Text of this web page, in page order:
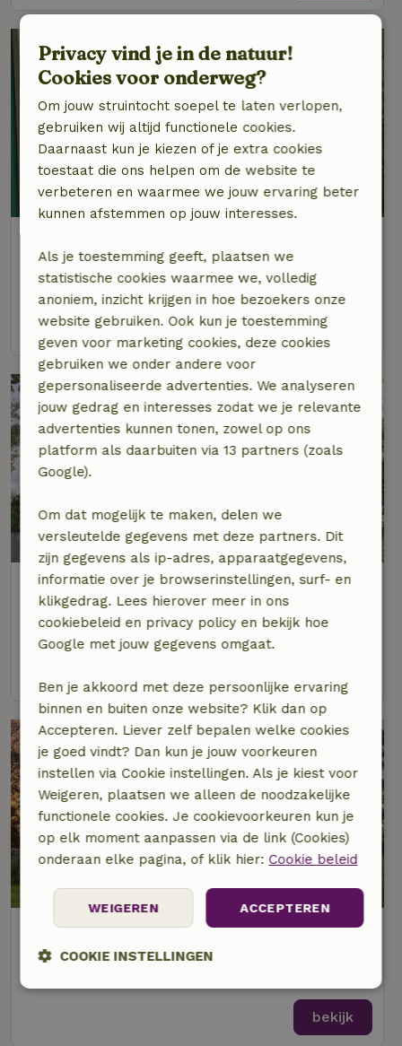
Op 3 km afstand van Leens
2 personen 2 slaapkamers
bekijk
Natuurhuisje in Niekerk
Op 4 km afstand van Leens
8,9/10
2 personen 1 slaapkamer
Natuurhuisje in Niekerk
Op 4 km afstand van Leens
bekijk
Privacy vind je in de natuur!
Cookies voor onderweg?
Om jouw struintocht soepel te laten verlopen,
gebruiken wij altijd functionele cookies.
Daarnaast kun je kiezen of je extra cookies
toestaat die ons helpen om de website te
verbeteren en waarmee we jouw ervaring beter
kunnen afstemmen op jouw interesses.
Als je toestemming geeft, plaatsen we
statistische cookies waarmee we, volledig
anoniem, inzicht krijgen in hoe bezoekers onze
website gebruiken. Ook kun je toestemming
geven voor marketing cookies, deze cookies
gebruiken we onder andere voor
gepersonaliseerde advertenties. We analyseren
jouw gedrag en interesses zodat we je relevante
advertenties kunnen tonen, zowel op ons
platform als daarbuiten via 13 partners (zoals
Google).
Om dat mogelijk te maken, delen we
versleutelde gegevens met deze partners. Dit
zijn gegevens als ip-adres, apparaatgegevens,
informatie over je browserinstellingen, surf- en
klikgedrag. Lees hierover meer in ons
cookiebeleid en privacy policy en bekijk hoe
Google met jouw gegevens omgaat.
Ben je akkoord met deze persoonlijke ervaring
binnen en buiten onze website? Klik dan op
Accepteren. Liever zelf bepalen welke cookies
je goed vindt? Dan kun je jouw voorkeuren
instellen via Cookie instellingen. Als je kiest voor
Weigeren, plaatsen we alleen de noodzakelijke
functionele cookies. Je cookievoorkeuren kun je
op elk moment aanpassen via de link (Cookies)
onderaan elke pagina, of klik hier: Cookie beleid
ACCEPTEREN
WEIGEREN
COOKIE INSTELLINGEN
Strikt
Prestatie Targeting